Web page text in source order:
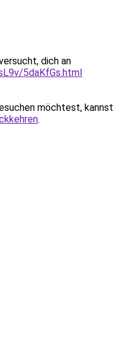
dich an
5daKfGs.html
möchtest, kannst
.